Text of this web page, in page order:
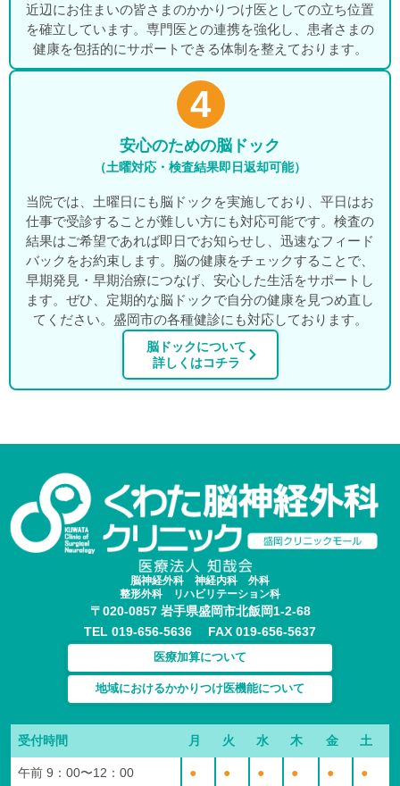
近辺にお住まいの皆さまのかかりつけ医としての立ち位置
を確立しています。専門医との連携を強化し、患者さまの
健康を包括的にサポートできる体制を整えております。
4
安心のための脳ドック
（土曜対応・検査結果即日返却可能）
当院では、土曜日にも脳ドックを実施しており、平日はお
仕事で受診することが難しい方にも対応可能です。検査の
結果はご希望であれば即日でお知らせし、迅速なフィード
バックをお約束します。脳の健康をチェックすることで、
早期発見・早期治療につなげ、安心した生活をサポートし
ます。ぜひ、定期的な脳ドックで自分の健康を見つめ直し
てください。盛岡市の各種健診にも対応しております。
脳ドックについて
詳しくはコチラ
脳神経外科 神経内科 外科
整形外科 リハビリテーション科
〒020-0857 岩手県盛岡市北飯岡1-2-68
TEL 019-656-5636 FAX 019-656-5637
医療加算について
地域におけるかかりつけ医機能について
受付時間 月 火 水 木 金 土
午前 9：00〜12：00 ● ● ● ● ● ●